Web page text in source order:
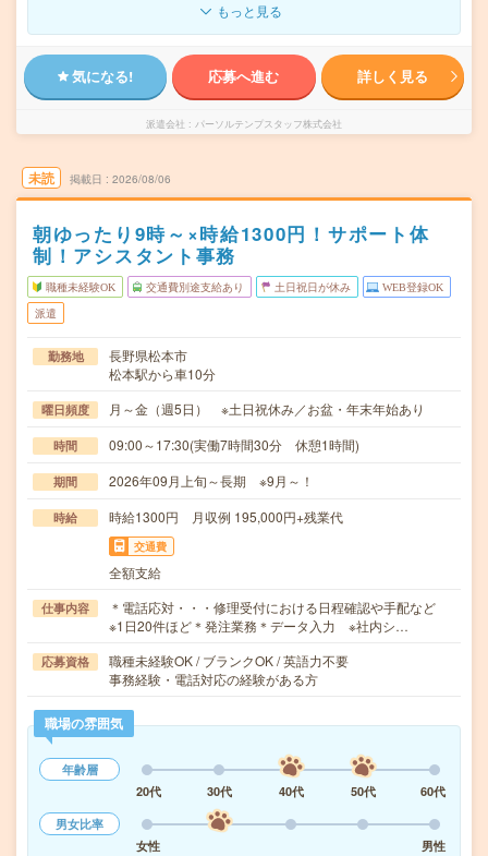
もっと見る
気になる! 応募へ進む 詳しく見る
派遣会社 パーソルテンプスタッフ株式会社
未読 掲載日 2026/08/06
朝ゆったり9時～×時給1300円！サポート体
制！アシスタント事務
職種未経験OK 交通費別途支給あり 土日祝日が休み WEB登録OK
派遣
勤務地
長野県松本市
松本駅から車10分
曜日頻度 月～金（週5日） ※土日祝休み／お盆・年末年始あり
時間 09:00～17:30(実働7時間30分 休憩1時間)
期間 2026年09月上旬～長期 ※9月～！
時給 時給1300円 月収例 195,000円+残業代
交通費
全額支給
仕事内容
＊電話応対・・・修理受付における日程確認や手配など
※1日20件ほど＊発注業務＊データ入力 ※社内シ…
応募資格
職種未経験OK / ブランクOK / 英語力不要
事務経験・電話対応の経験がある方
職場の雰囲気
年齢層
20代
30代 40代 50代
60代
男女比率
女性
男性